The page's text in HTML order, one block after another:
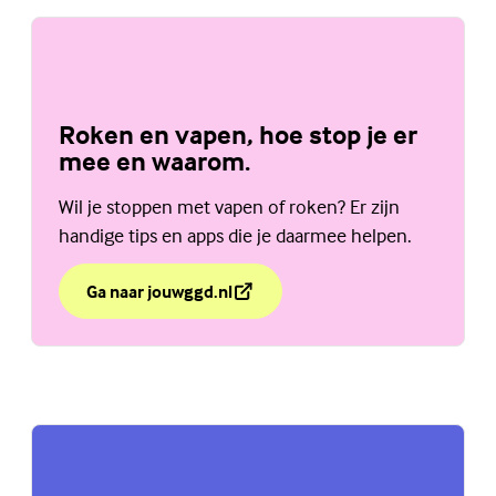
Roken en vapen, hoe stop je er
mee en waarom.
Wil je stoppen met vapen of roken? Er zijn
handige tips en apps die je daarmee helpen.
Ga naar jouwggd.nl
over Roken en vapen, hoe stop je er mee en waarom.
(Externe link)